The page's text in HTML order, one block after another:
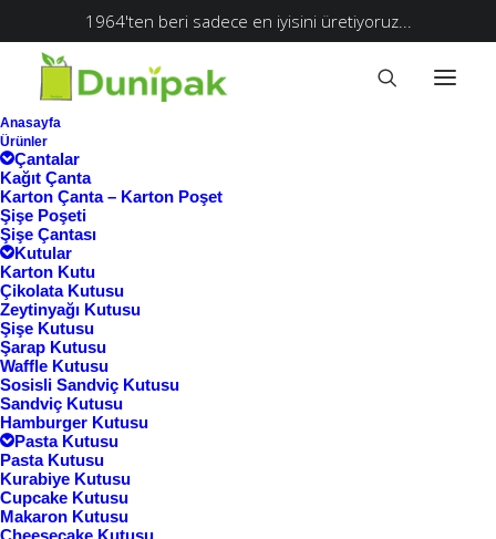
1964'ten beri sadece en iyisini üretiyoruz...
Anasayfa
Ürünler
Çantalar
Kağıt Çanta
Karton Çanta – Karton Poşet
Şişe Poşeti
Şişe Çantası
Kutular
Karton Kutu
Çikolata Kutusu
Zeytinyağı Kutusu
Şişe Kutusu
Şarap Kutusu
Waffle Kutusu
Sosisli Sandviç Kutusu
Sandviç Kutusu
Hamburger Kutusu
Pasta Kutusu
Pasta Kutusu
Kurabiye Kutusu
Cupcake Kutusu
Makaron Kutusu
Cheesecake Kutusu
Ana Sayfa
Ürünler “karton şarap poşeti” olarak
etiketlendi
karton şarap poşeti